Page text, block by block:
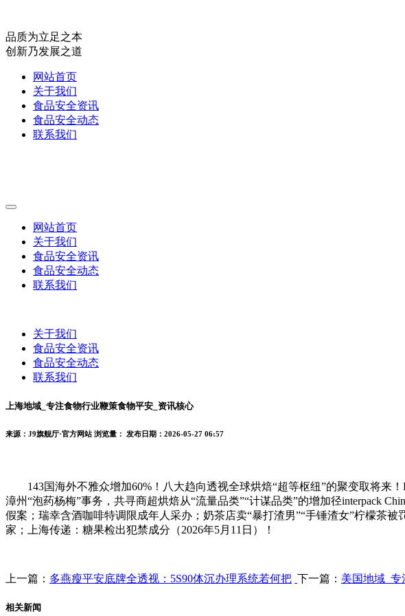
品质为立足之本
创新乃发展之道
网站首页
关于我们
食品安全资讯
食品安全动态
联系我们
网站首页
关于我们
食品安全资讯
食品安全动态
联系我们
关于我们
食品安全资讯
食品安全动态
联系我们
上海地域_专注食物行业鞭策食物平安_资讯核心
来源：J9旗舰厅·官方网站 浏览量： 发布日期：2026-05-27 06:57
143国海外不雅众增加60%！八大趋向透视全球烘焙“超等枢纽”的聚变取将来！
漳州“泡药杨梅”事务，共寻商超烘焙从“流量品类”“计谋品类”的增加径interpack
假案；瑞幸含酒咖啡特调限成年人采办；奶茶店卖“暴打渣男”“手锤渣女”柠檬茶
家；上海传递：糖果检出犯禁成分（2026年5月11日）！
上一篇： 多燕瘦平安底牌全透视：5S90体沉办理系统若何把 下一篇： 美国地域_
相关新闻